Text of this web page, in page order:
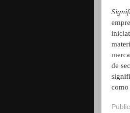
de
como